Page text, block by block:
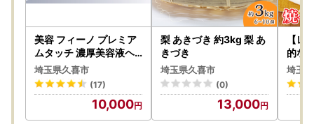
美容 フィーノ プレミア
ムタッチ 濃厚美容液ヘ
アマスク 230g 3個
埼玉県久喜市
(17)
10,000
梨 あきづき 約3kg 梨 あ
きづき
埼玉県久喜市
(0)
13,000
【レ
的な
ば革命
喜市
埼玉